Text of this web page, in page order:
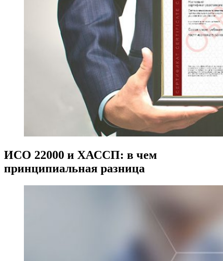
ИСО 22000 и ХАССП: в чем
принципиальная разница